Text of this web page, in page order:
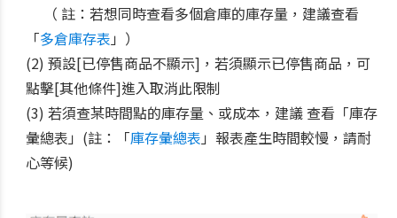
（ 註：若想同時查看多個倉庫的庫存量，建議查看
「多倉庫存表 」）
(2) 預設[已停售商品不顯示]，若須顯示已停售商品，可
點擊[其他條件]進入取消此限制
(3) 若須查某時間點的庫存量、或成本，建議 查看「庫存
彙總表」(註：
「庫存彙總表 」報表產生時間較慢 ，請耐
心等候)